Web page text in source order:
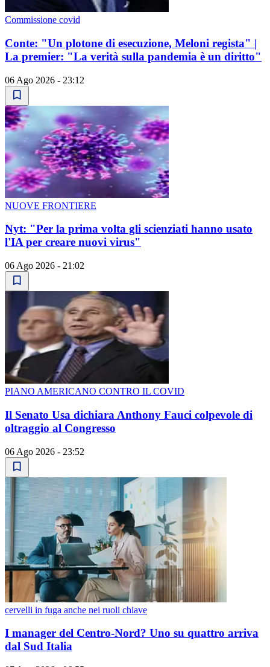
Commissione covid
Conte: "Un plotone di esecuzione, Meloni regista" |
La premier: "La verità sulla pandemia è un diritto"
06 Ago 2026 - 23:12
NUOVE FRONTIERE
Nyt: "Per la prima volta gli scienziati hanno usato
l'IA per creare nuovi virus"
06 Ago 2026 - 21:02
PIANO AMERICANO CONTRO IL COVID
Il Senato Usa dichiara Anthony Fauci colpevole di
oltraggio al Congresso
06 Ago 2026 - 23:52
cervelli in fuga anche nei ruoli chiave
I manager del Centro-Nord? Uno su quattro arriva
dal Sud Italia